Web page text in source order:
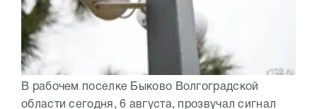
В рабочем поселке Быково Волгоградской
области сегодня, 6 августа, прозвучал сигнал